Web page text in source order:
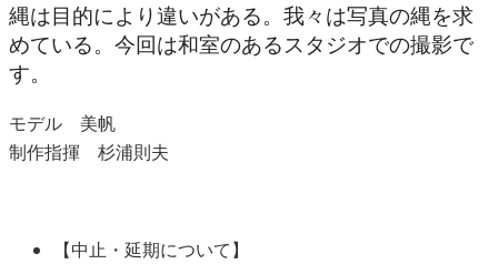
縄は目的により違いがある。我々は写真の縄を求
めている。今回は和室のあるスタジオでの撮影で
す。
モデル 美帆
制作指揮 杉浦則夫
【中止・延期について】